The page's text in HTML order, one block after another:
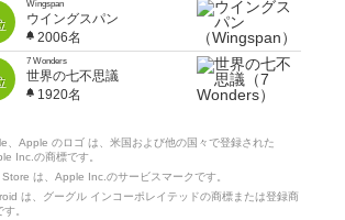
Wingspan
ウイングスパン
2006名
7 Wonders
世界の七不思議
1920名
、Apple のロゴ は、米国および他の国々で登録された
Inc.の商標です。
は、Apple Inc.のサービスマークです。
は、グーグル インコーポレイテッドの商標または登録商
。